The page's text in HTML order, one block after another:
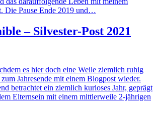
Die Pause Ende 2019 und…
– Silvester-Post 2021
es hier doch eine Weile ziemlich ruhig
Jahresende mit einem Blogpost wieder.
betrachtet ein ziemlich kurioses Jahr, geprägt
Elternsein mit einem mittlerweile 2-jährigen